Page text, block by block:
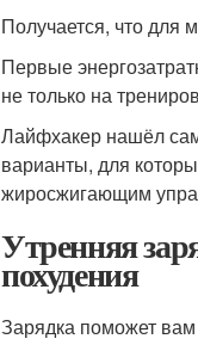
Получается, что для
Первые
не только на
Лайфхакер нашёл
варианты, для
жиросжигающим
Утренняя
похудения
Зарядка поможет вам